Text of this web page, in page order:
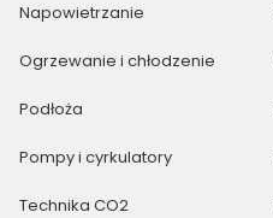
Napowietrzanie
Ogrzewanie i chłodzenie
Podłoża
Pompy i cyrkulatory
Technika CO2